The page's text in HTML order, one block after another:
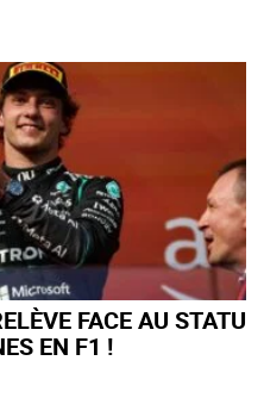
FACE AU STATU
EN F1 !